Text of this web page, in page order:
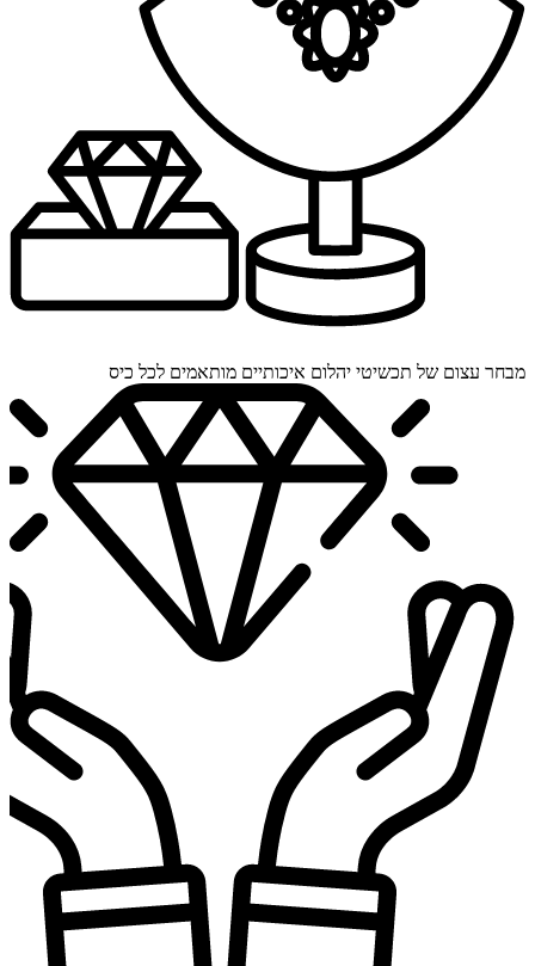
מבחר עצום של תכשיטי יהלום איכותיים מותאמים לכל כיס